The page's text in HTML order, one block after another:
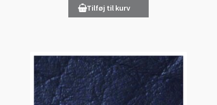
Tilføj til kurv